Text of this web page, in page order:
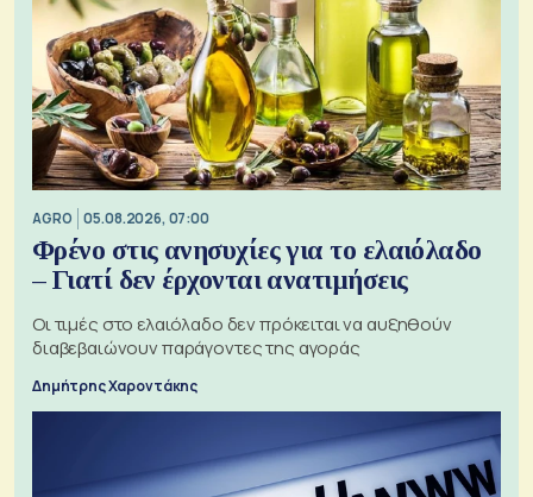
AGRO 05.08.2026, 07:00
Φρένο στις ανησυχίες για το ελαιόλαδο
– Γιατί δεν έρχονται ανατιμήσεις
Οι τιμές στο ελαιόλαδο δεν πρόκειται να αυξηθούν
διαβεβαιώνουν παράγοντες της αγοράς
Δημήτρης Χαροντάκης